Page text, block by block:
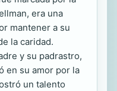
era una
mantener a su
la caridad.
y su padrastro,
en su amor por la
un talento